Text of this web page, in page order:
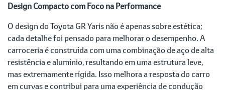
Design Compacto com Foco na Performance
O design do Toyota GR Yaris não é apenas sobre estética;
cada detalhe foi pensado para melhorar o desempenho. A
carroceria é construída com uma combinação de aço de alta
resistência e alumínio, resultando em uma estrutura leve,
mas extremamente rígida. Isso melhora a resposta do carro
em curvas e contribui para uma experiência de condução